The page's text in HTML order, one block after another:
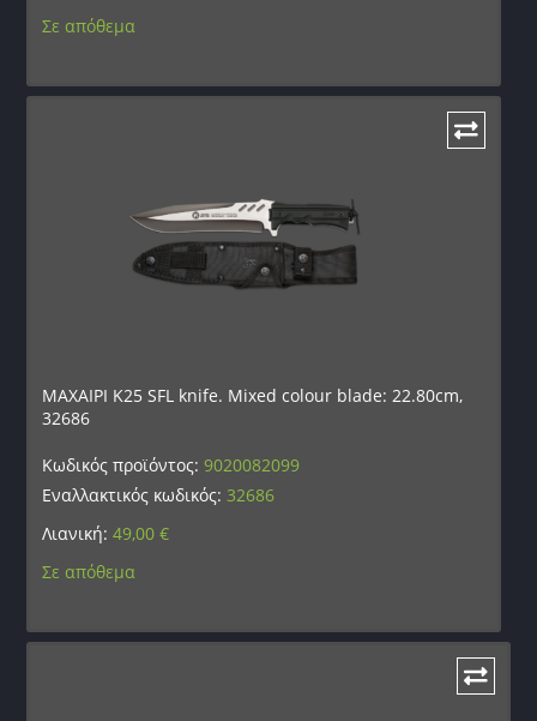
Σε απόθεμα
ΜΑΧΑΙΡΙ K25 SFL knife. Mixed colour blade: 22.80cm,
32686
Κωδικός προϊόντος:9020082099
Εναλλακτικός κωδικός: 32686
Λιανική:49,00€
Σε απόθεμα